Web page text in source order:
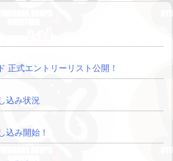
正式エントリーリスト公開！
込み状況
込み開始！